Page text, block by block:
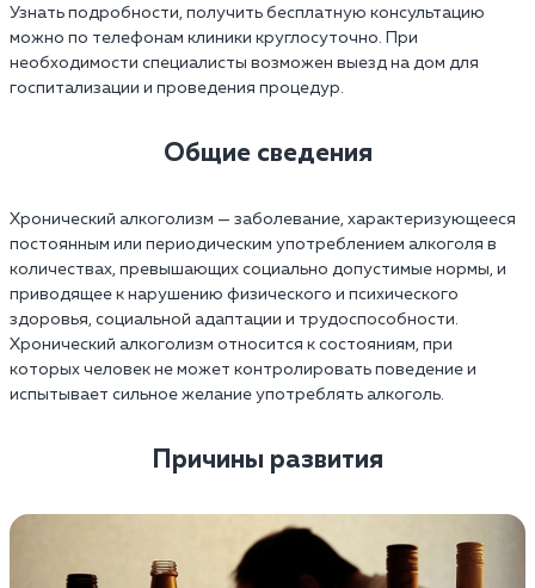
Узнать подробности, получить бесплатную консультацию
можно по телефонам клиники круглосуточно. При
необходимости специалисты возможен выезд на дом для
госпитализации и проведения процедур.
Общие сведения
Хронический алкоголизм — заболевание, характеризующееся
постоянным или периодическим употреблением алкоголя в
количествах, превышающих социально допустимые нормы, и
приводящее к нарушению физического и психического
здоровья, социальной адаптации и трудоспособности.
Хронический алкоголизм относится к состояниям, при
которых человек не может контролировать поведение и
испытывает сильное желание употреблять алкоголь.
Причины развития